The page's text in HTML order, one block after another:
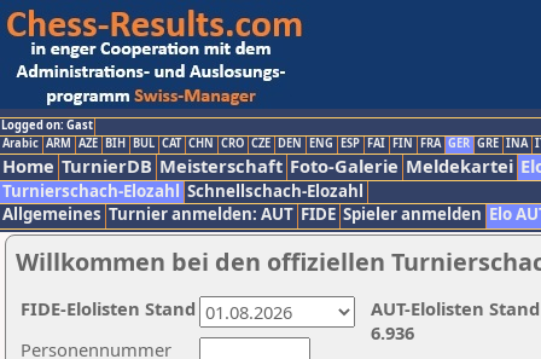
Logged on: Gast
Arabic ARM AZE BIH BUL CAT CHN CRO CZE DEN ENG ESP FAI FIN FRA GER GRE INA
Home TurnierDB Meisterschaft Foto-Galerie Meldekartei
Turnierschach-Elozahl Schnellschach-Elozahl
Allgemeines Turnier anmelden: AUT FIDE Spieler anmelden Elo
Willkommen bei den offiziellen
Personennummer
AUT-Elolisten
6.936
FIDE-Elolisten Stand